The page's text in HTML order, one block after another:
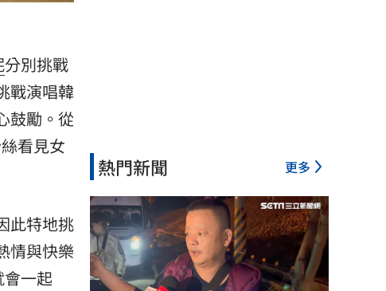
分別挑戰
戰演唱韓
鼓勵。從
看見女
此特地挑
情與快樂
一起
熱門新聞 更多